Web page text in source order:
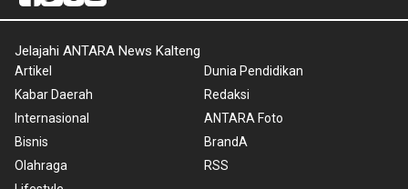
Jelajahi ANTARA News Kalteng
Artikel
Kabar Daerah
Internasional
Bisnis
Olahraga
Dunia Pendidikan
Redaksi
ANTARA Foto
BrandA
RSS